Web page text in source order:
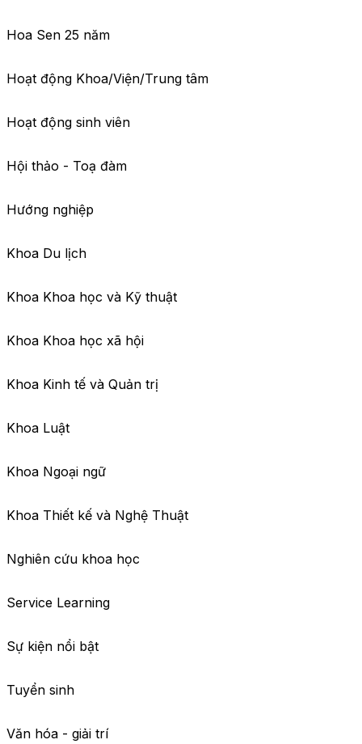
Hoa Sen 25 năm
Hoạt động Khoa/Viện/Trung tâm
Hoạt động sinh viên
Hội thảo - Toạ đàm
Hướng nghiệp
Khoa Du lịch
Khoa Khoa học và Kỹ thuật
Khoa Khoa học xã hội
Khoa Kinh tế và Quản trị
Khoa Luật
Khoa Ngoại ngữ
Khoa Thiết kế và Nghệ Thuật
Nghiên cứu khoa học
Service Learning
Sự kiện nổi bật
Tuyển sinh
Văn hóa - giải trí